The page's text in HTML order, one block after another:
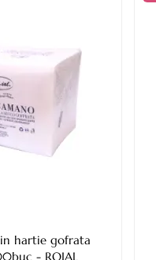
hartie gofrata
- ROIAL